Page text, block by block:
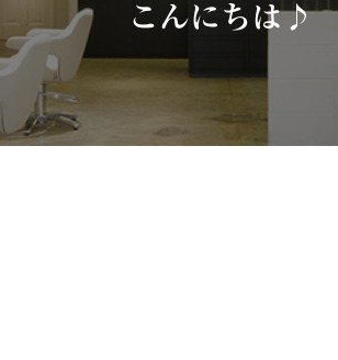
こんにちは♪